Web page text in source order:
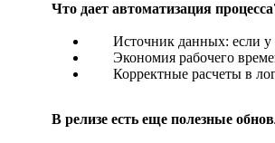
Что дает автоматизация
Источник данных: если у
Экономия рабочего
Корректные расчеты в
В релизе есть еще полезные